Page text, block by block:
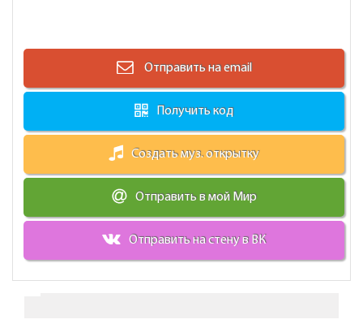
Отправить на email
Получить код
Создать муз. открытку
Отправить в мой Мир
Отправить на стену в ВК